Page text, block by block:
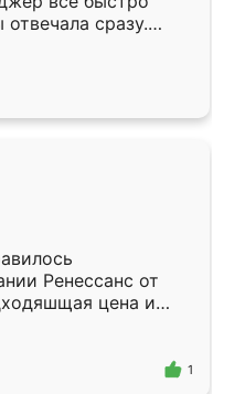
сразу.
подошёл к
Собрали
аккуратно, даже
Ренессанс от
цена и
Приехавший
самый
1